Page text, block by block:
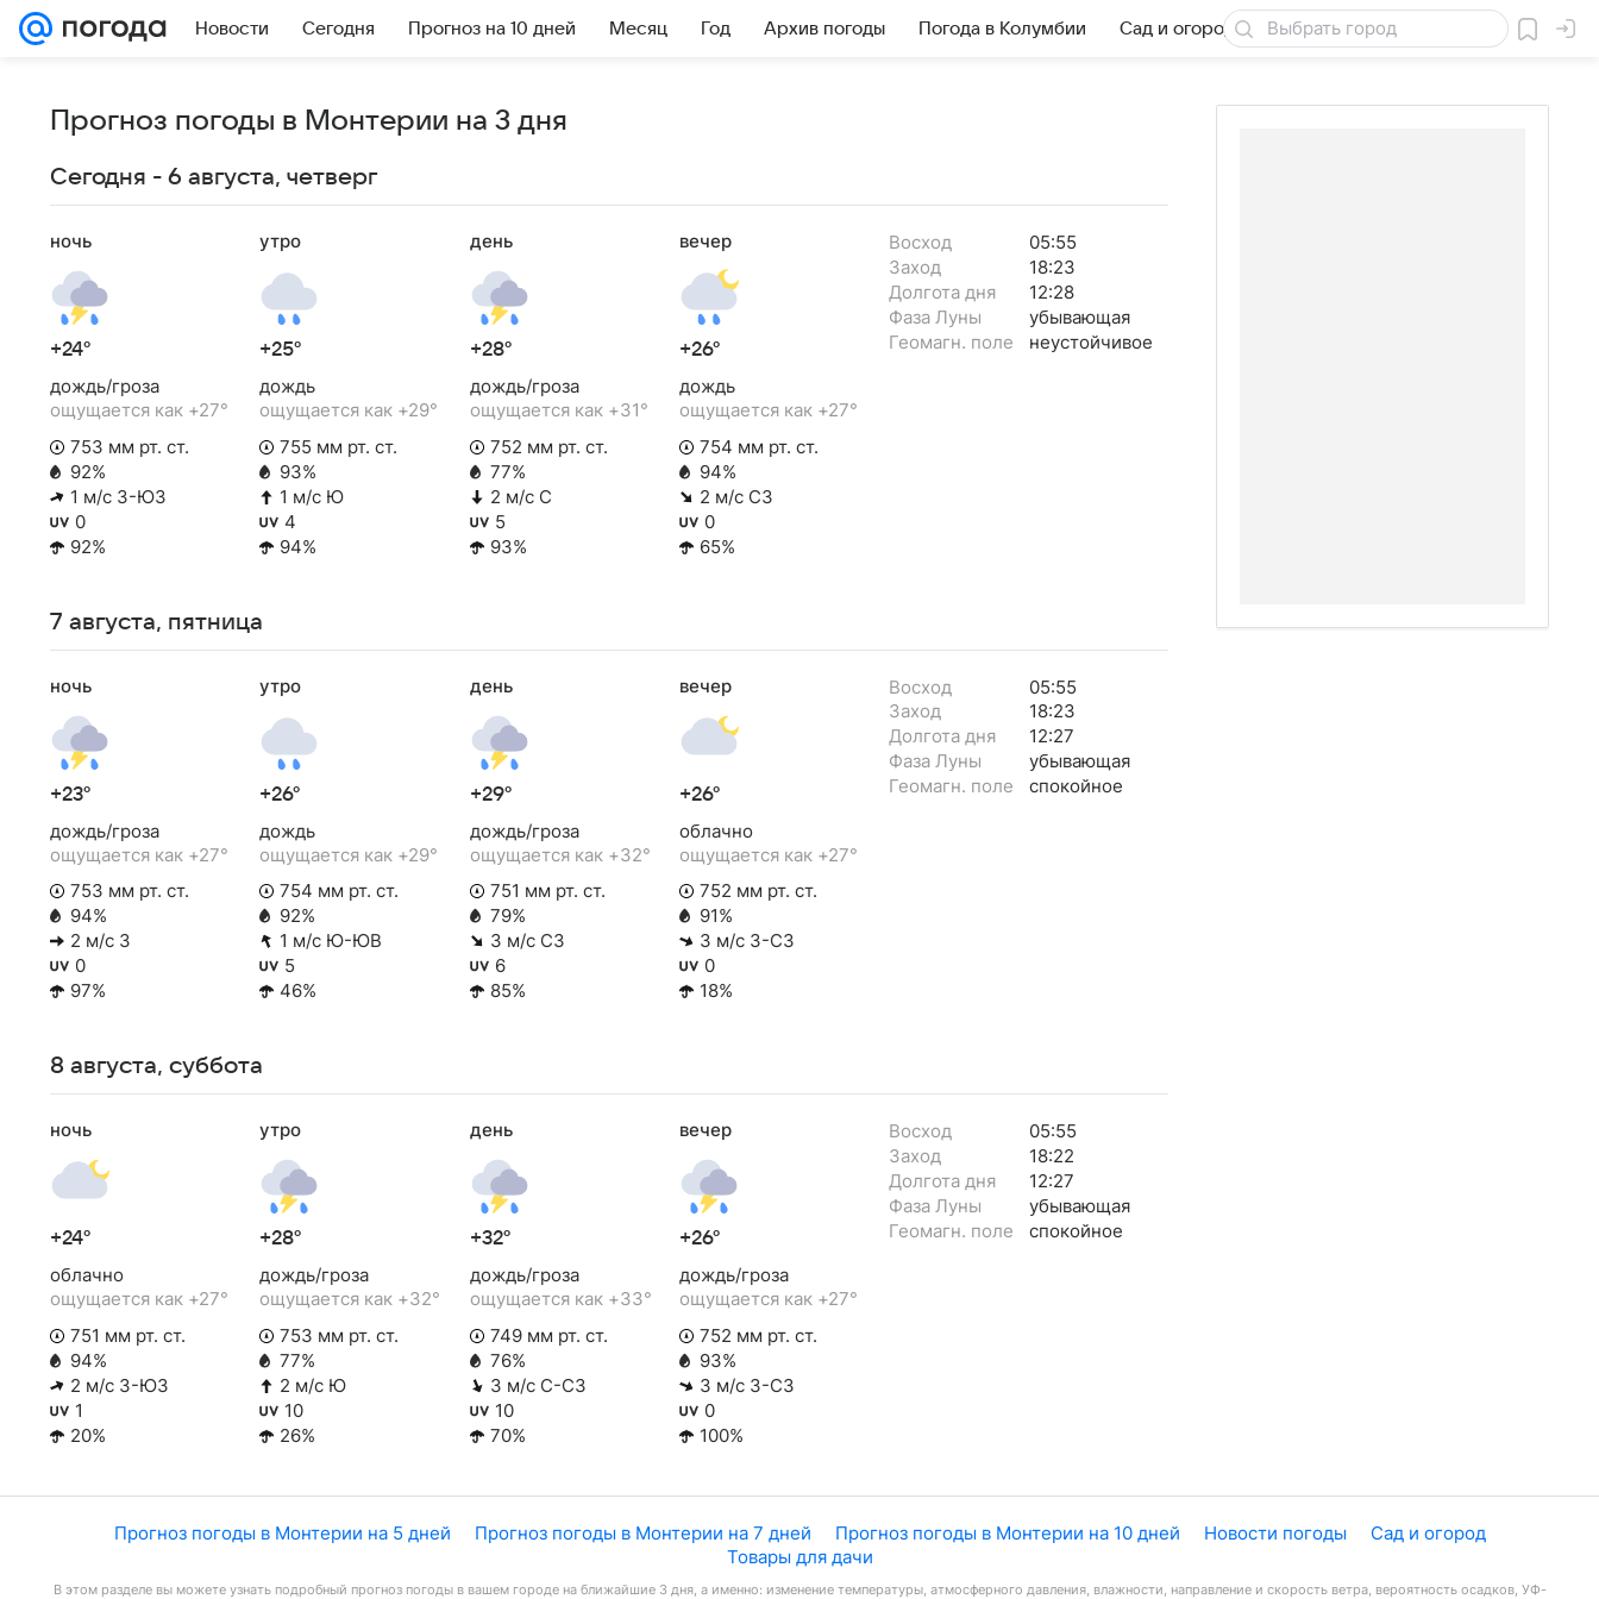
Новости Сегодня Прогноз на 10 дней Месяц Год Архив погоды Погода в Колумбии Сад и огород Товары для дачи
Прогноз погоды в Монтерии на 3 дня
Сегодня - 6 августа, четверг
ночь
+24°
дождь/гроза
ощущается как +27°
753 мм рт. ст.
92%
1 м/с З-ЮЗ
0
92%
утро
+25°
дождь
ощущается как +29°
755 мм рт. ст.
93%
1 м/с Ю
4
94%
день
+28°
дождь/гроза
ощущается как +31°
752 мм рт. ст.
77%
2 м/с С
5
93%
вечер
+26°
дождь
ощущается как +27°
754 мм рт. ст.
94%
2 м/с СЗ
0
65%
Восход
05:55
Заход
18:23
Долгота дня
12:28
Фаза Луны
убывающая
Геомагн. поле
неустойчивое
7 августа, пятница
ночь
+23°
дождь/гроза
ощущается как +27°
753 мм рт. ст.
94%
2 м/с З
0
97%
утро
+26°
дождь
ощущается как +29°
754 мм рт. ст.
92%
1 м/с Ю-ЮВ
5
46%
день
+29°
дождь/гроза
ощущается как +32°
751 мм рт. ст.
79%
3 м/с СЗ
6
85%
вечер
+26°
облачно
ощущается как +27°
752 мм рт. ст.
91%
3 м/с З-СЗ
0
18%
Восход
05:55
Заход
18:23
Долгота дня
12:27
Фаза Луны
убывающая
Геомагн. поле
спокойное
8 августа, суббота
ночь
+24°
облачно
ощущается как +27°
751 мм рт. ст.
94%
2 м/с З-ЮЗ
1
20%
утро
+28°
дождь/гроза
ощущается как +32°
753 мм рт. ст.
77%
2 м/с Ю
10
26%
день
+32°
дождь/гроза
ощущается как +33°
749 мм рт. ст.
76%
3 м/с С-СЗ
10
70%
вечер
+26°
дождь/гроза
ощущается как +27°
752 мм рт. ст.
93%
3 м/с З-СЗ
0
100%
Восход
05:55
Заход
18:22
Долгота дня
12:27
Фаза Луны
убывающая
Геомагн. поле
спокойное
Прогноз погоды в Монтерии на 5 дней Прогноз погоды в Монтерии на 7 дней Прогноз погоды в Монтерии на 10 дней Новости погоды
Сад и огород
Товары для дачи
В этом разделе вы можете узнать подробный прогноз погоды в вашем городе на ближайшие 3 дня, а именно: изменение температуры, атмосферного давления, влажности, направление и скорость ветра, вероятность осадков, УФ-